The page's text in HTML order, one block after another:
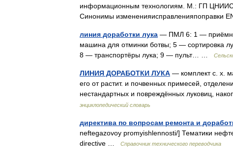
информационным технологиям. М.: ГП
Синонимы измененияисправленияпоправки
линия доработки лука — ПМЛ 6: 1 —
машина для отминки ботвы; 5 — сортировка
8 — транспортёры лука; 9 — пульт… …
ЛИНИЯ ДОРАБОТКИ ЛУКА — комплект с. х.
его от растит. и почвенных примесей,
нестандартных и повреждённых луковиц,
энциклопедический словарь
директива по вопросам ремонта и
neftegazovoy promyishlennosti/] Тематики
directive …
Справочник технического переводчика